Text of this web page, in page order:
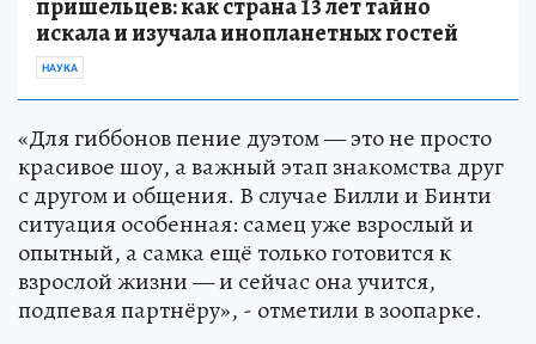
искала и изучала инопланетных гостей
НАУКА
«Для гиббонов пение дуэтом — это не просто
красивое шоу, а важный этап знакомства друг
с другом и общения. В случае Билли и Бинти
ситуация особенная: самец уже взрослый и
опытный, а самка ещё только готовится к
взрослой жизни — и сейчас она учится,
подпевая партнёру», - отметили в зоопарке.